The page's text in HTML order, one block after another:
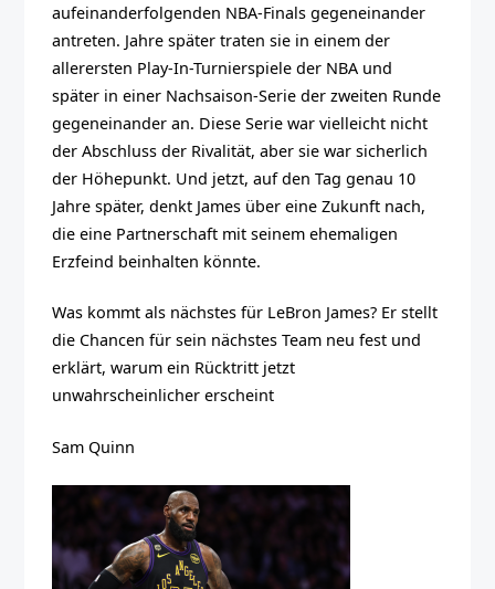
aufeinanderfolgenden NBA-Finals gegeneinander
antreten. Jahre später traten sie in einem der
allerersten Play-In-Turnierspiele der NBA und
später in einer Nachsaison-Serie der zweiten Runde
gegeneinander an. Diese Serie war vielleicht nicht
der Abschluss der Rivalität, aber sie war sicherlich
der Höhepunkt. Und jetzt, auf den Tag genau 10
Jahre später, denkt James über eine Zukunft nach,
die eine Partnerschaft mit seinem ehemaligen
Erzfeind beinhalten könnte.
Was kommt als nächstes für LeBron James? Er stellt
die Chancen für sein nächstes Team neu fest und
erklärt, warum ein Rücktritt jetzt
unwahrscheinlicher erscheint
Sam Quinn